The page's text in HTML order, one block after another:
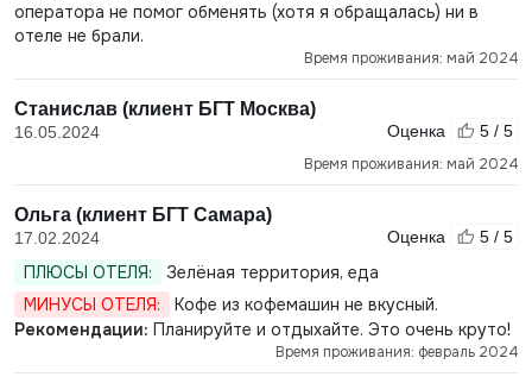
оператора не помог обменять (хотя я обращалась) ни в
отеле не брали.
Время проживания: май 2024
Станислав (клиент БГТ Москва)
16.05.2024 Оценка
5 / 5
Время проживания: май 2024
Ольга (клиент БГТ Самара)
17.02.2024 Оценка 5 / 5
ПЛЮСЫ ОТЕЛЯ:
Зелёная территория, еда
МИНУСЫ ОТЕЛЯ:
Кофе из кофемашин не вкусный.
Рекомендации: Планируйте и отдыхайте. Это очень круто!
Время проживания: февраль 2024